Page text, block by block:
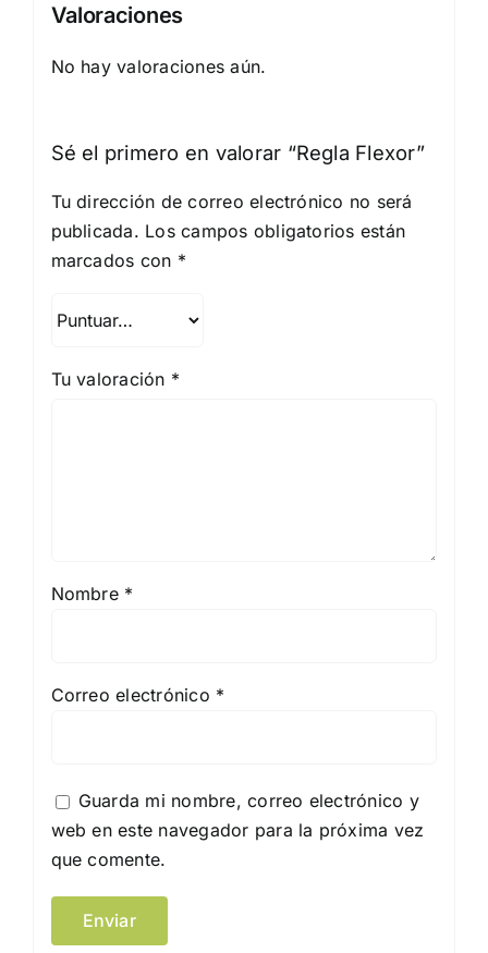
Valoraciones
No hay valoraciones aún.
Sé el primero en valorar “Regla Flexor”
Tu dirección de correo electrónico no será
publicada. Los campos obligatorios están
marcados con *
Tu valoración *
Nombre *
Correo electrónico *
Guarda mi nombre, correo electrónico y
web en este navegador para la próxima vez
que comente.